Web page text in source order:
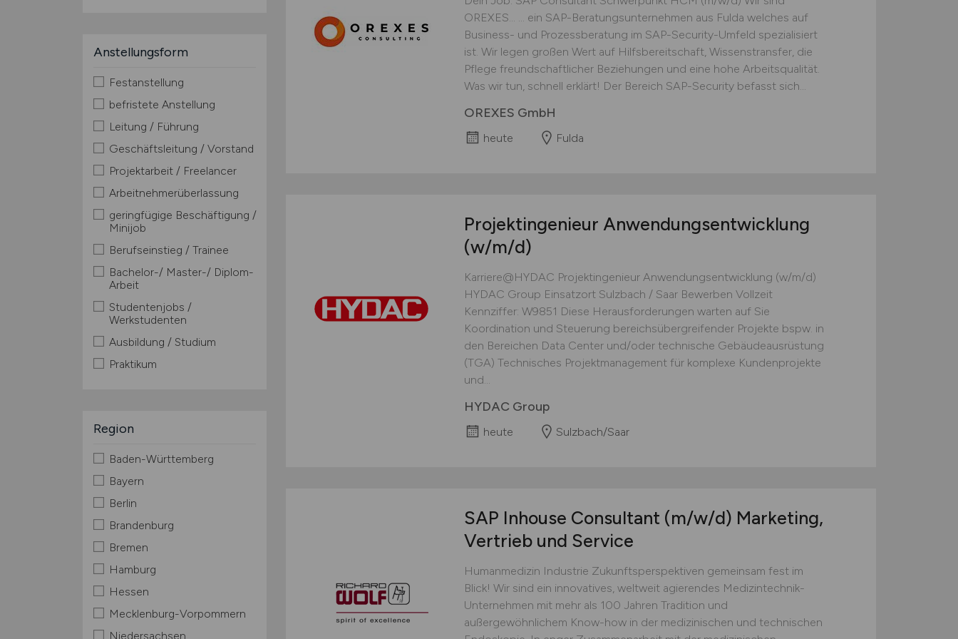
Anstellungsform
Festanstellung
befristete Anstellung
Leitung / Führung
Geschäftsleitung / Vorstand
Projektarbeit / Freelancer
Arbeitnehmerüberlassung
geringfügige Beschäftigung /
Minijob
Berufseinstieg / Trainee
Bachelor-/ Master-/ Diplom-
Arbeit
Studentenjobs /
Werkstudenten
Ausbildung / Studium
Praktikum
Region
Baden-Württemberg
Bayern
Berlin
Brandenburg
Bremen
Hamburg
Hessen
Mecklenburg-Vorpommern
Niedersachsen
OREXES... ... ein SAP-Beratungsunternehmen aus Fulda welches auf
Business- und Prozessberatung im SAP-Security-Umfeld spezialisiert
ist. Wir legen großen Wert auf Hilfsbereitschaft, Wissenstransfer, die
Pflege freundschaftlicher Beziehungen und eine hohe Arbeitsqualität.
Was wir tun, schnell erklärt! Der Bereich SAP-Security befasst sich...
OREXES GmbH
heute Fulda
Projektingenieur Anwendungsentwicklung
(w/m/d)
Karriere@HYDAC Projektingenieur Anwendungsentwicklung (w/m/d)
HYDAC Group Einsatzort Sulzbach / Saar Bewerben Vollzeit
Kennziffer: W9851 Diese Herausforderungen warten auf Sie
Koordination und Steuerung bereichsübergreifender Projekte bspw. in
den Bereichen Data Center und/oder technische Gebäudeausrüstung
(TGA) Technisches Projektmanagement für komplexe Kundenprojekte
und...
HYDAC Group
heute Sulzbach/Saar
SAP Inhouse Consultant (m/w/d) Marketing,
Vertrieb und Service
Humanmedizin Industrie Zukunftsperspektiven gemeinsam fest im
Blick! Wir sind ein innovatives, weltweit agierendes Medizintechnik-
Unternehmen mit mehr als 100 Jahren Tradition und
außergewöhnlichem Know-how in der medizinischen und technischen